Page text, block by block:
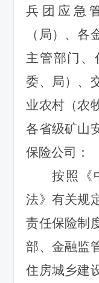
兵团应急
（局）、
主管部门、
委、局）、
业农村（农
各省级矿山
保险公司：
按照《
法》有关规
责任保险制
部、金融监
住房城乡建